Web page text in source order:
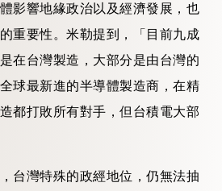
影響地緣政治以及經濟發展，也
重要性。米勒提到，「目前九成
在台灣製造，大部分是由台灣的
球最新進的半導體製造商，在精
都打敗所有對手，但台積電大部
台灣特殊的政經地位，仍無法抽